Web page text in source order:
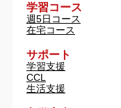
学習コース
週5日コース
在宅コース
サポート
学習支援
CCL
生活支援